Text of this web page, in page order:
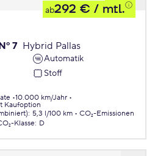
ab292 € / mtl.
7 Hybrid Pallas
Automatik
Stoff
10.000 km/Jahr
Kaufoption
: 5,3 l/100 km
CO₂-Emissionen
Klasse: D